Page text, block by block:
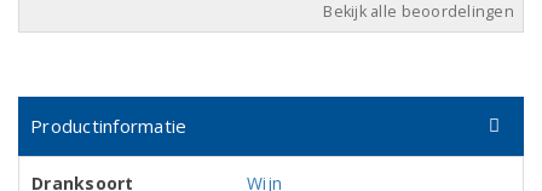
Bekijk alle beoordelingen
Productinformatie
Dranksoort Wijn